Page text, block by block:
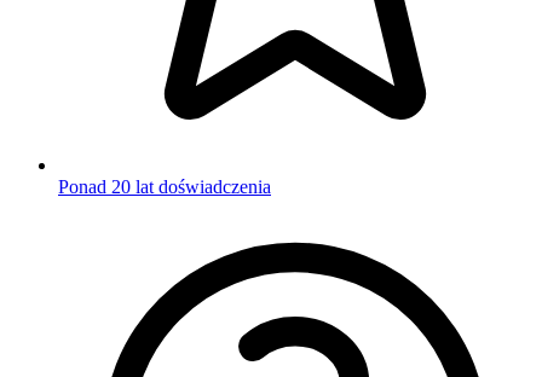
Ponad 20 lat doświadczenia